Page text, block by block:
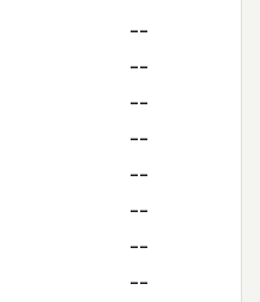
--
--
--
--
--
--
--
--